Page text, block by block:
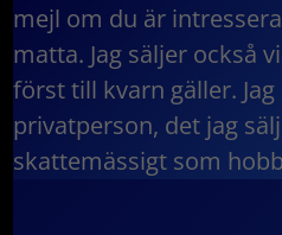
mejl om du är
matta. Jag säljer också
först till kvarn gäller.
privatperson, det jag
skattemässigt som